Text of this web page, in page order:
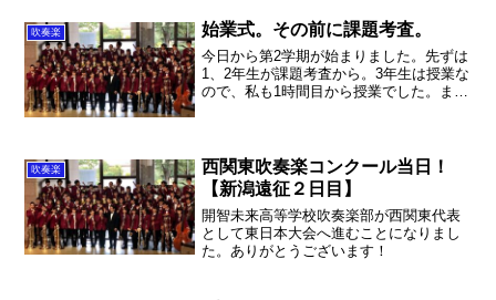
開始）、イスラーム...
吹奏楽 始業式。その前に課題考査。
今日から第2学期が始まりました。先ずは
1、2年生が課題考査から。3年生は授業な
ので、私も1時間目から授業でした。まー
はまず大掃除。我...
吹奏楽
西関東吹奏楽コンクール当日！
【新潟遠征２日目】
開智未来高等学校吹奏楽部が西関東代表
として東日本大会へ進むことになりまし
た。ありがとうございます！